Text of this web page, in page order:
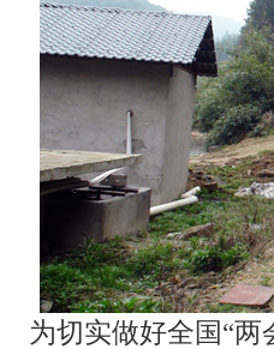
为切实做好全国“两